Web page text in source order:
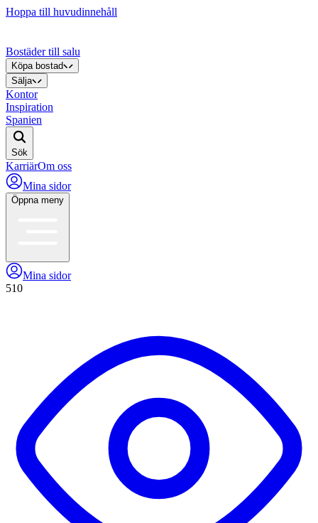
Hoppa till huvudinnehåll
Bostäder till salu
Köpa bostad
Sälja
Kontor
Inspiration
Spanien
Sök
KarriärOm oss
Mina sidor
Öppna meny
Mina sidor
510